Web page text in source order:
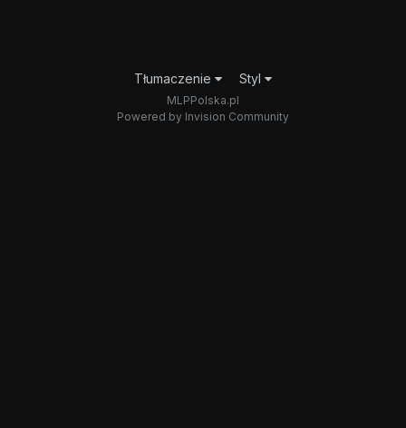
Tłumaczenie Styl
MLPPolska.pl
Powered by Invision Community